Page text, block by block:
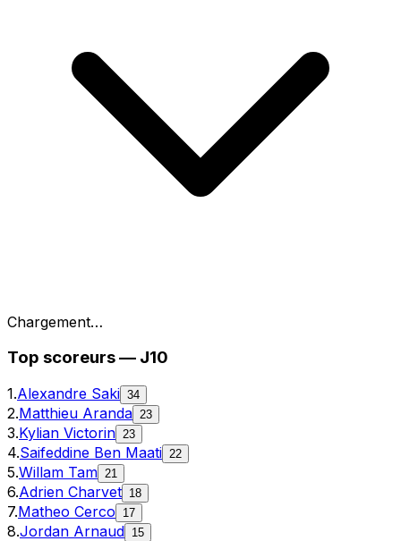
Chargement…
Top scoreurs— J10
1.Alexandre Saki 34
2.Matthieu Aranda 23
3.Kylian Victorin 23
4.Saifeddine Ben Maati 22
5.Willam Tam 21
6.Adrien Charvet 18
7.Matheo Cerco 17
8.Jordan Arnaud 15